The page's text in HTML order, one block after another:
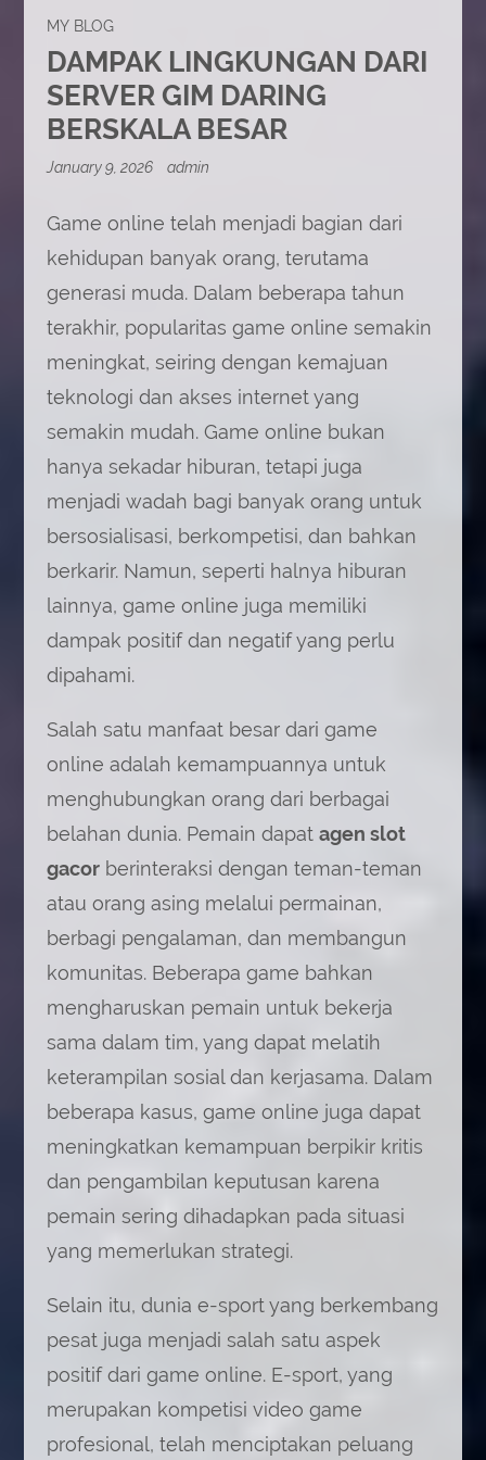
MY BLOG
DAMPAK LINGKUNGAN DARI
SERVER GIM DARING
BERSKALA BESAR
January 9, 2026 admin
Game online telah menjadi bagian dari
kehidupan banyak orang, terutama
generasi muda. Dalam beberapa tahun
terakhir, popularitas game online semakin
meningkat, seiring dengan kemajuan
teknologi dan akses internet yang
semakin mudah. Game online bukan
hanya sekadar hiburan, tetapi juga
menjadi wadah bagi banyak orang untuk
bersosialisasi, berkompetisi, dan bahkan
berkarir. Namun, seperti halnya hiburan
lainnya, game online juga memiliki
dampak positif dan negatif yang perlu
dipahami.
Salah satu manfaat besar dari game
online adalah kemampuannya untuk
menghubungkan orang dari berbagai
belahan dunia. Pemain dapat agen slot
gacorberinteraksi dengan teman-teman
atau orang asing melalui permainan,
berbagi pengalaman, dan membangun
komunitas. Beberapa game bahkan
mengharuskan pemain untuk bekerja
sama dalam tim, yang dapat melatih
keterampilan sosial dan kerjasama. Dalam
beberapa kasus, game online juga dapat
meningkatkan kemampuan berpikir kritis
dan pengambilan keputusan karena
pemain sering dihadapkan pada situasi
yang memerlukan strategi.
Selain itu, dunia e-sport yang berkembang
pesat juga menjadi salah satu aspek
positif dari game online. E-sport, yang
merupakan kompetisi video game
profesional, telah menciptakan peluang